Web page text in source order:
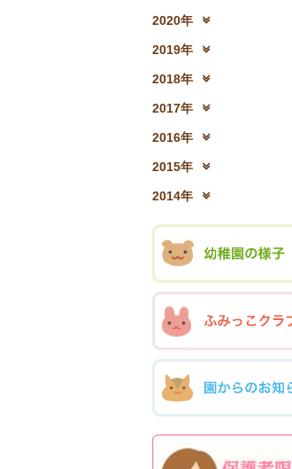
2021年12月(08)
2020年
2020年12月(10)
2019年
2019年12月(10)
2018年
2018年12月(08)
2017年
2017年12月(04)
2016年
2016年12月(03)
2015年
2015年12月(05)
2014年